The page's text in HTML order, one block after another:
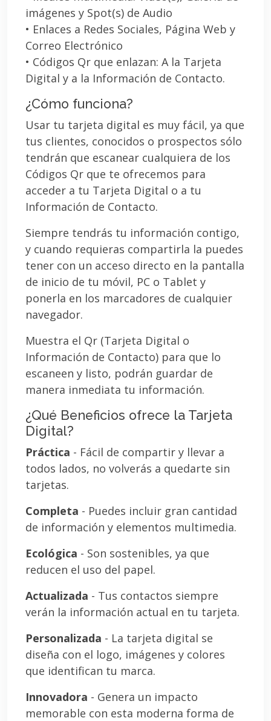
imágenes y Spot(s) de Audio
• Enlaces a Redes Sociales, Página Web y
Correo Electrónico
• Códigos Qr que enlazan: A la Tarjeta
Digital y a la Información de Contacto.
¿Cómo funciona?
Usar tu tarjeta digital es muy fácil, ya que
tus clientes, conocidos o prospectos sólo
tendrán que escanear cualquiera de los
Códigos Qr que te ofrecemos para
acceder a tu Tarjeta Digital o a tu
Información de Contacto.
Siempre tendrás tu información contigo,
y cuando requieras compartirla la puedes
tener con un acceso directo en la pantalla
de inicio de tu móvil, PC o Tablet y
ponerla en los marcadores de cualquier
navegador.
Muestra el Qr (Tarjeta Digital o
Información de Contacto) para que lo
escaneen y listo, podrán guardar de
manera inmediata tu información.
¿Qué Beneficios ofrece la Tarjeta
Digital?
Práctica - Fácil de compartir y llevar a
todos lados, no volverás a quedarte sin
tarjetas.
Completa - Puedes incluir gran cantidad
de información y elementos multimedia.
Ecológica - Son sostenibles, ya que
reducen el uso del papel.
Actualizada - Tus contactos siempre
verán la información actual en tu tarjeta.
Personalizada - La tarjeta digital se
diseña con el logo, imágenes y colores
que identifican tu marca.
Innovadora - Genera un impacto
memorable con esta moderna forma de